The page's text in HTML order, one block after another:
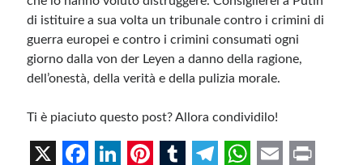
di istituire a sua volta un tribunale contro i crimini di
guerra europei e contro i crimini consumati ogni
giorno dalla von der Leyen a danno della ragione,
dell’onestà, della verità e della pulizia morale.
Ti è piaciuto questo post? Allora condividilo!